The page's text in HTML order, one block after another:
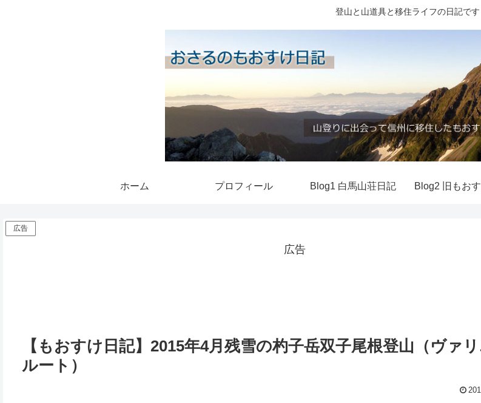
登山と山道具と移住ライフの日記です
ホーム プロフィール Blog1 白馬山荘日記 Blog2 旧もお
広告
広告
【もおすけ日記】2015年4月残雪の杓子岳双子尾根登山（ヴァ
ルート）